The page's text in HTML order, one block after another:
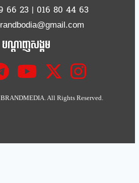
66 23| 016 80 44 63
បណ្ដាញសង្គម
All Rights Reserved.